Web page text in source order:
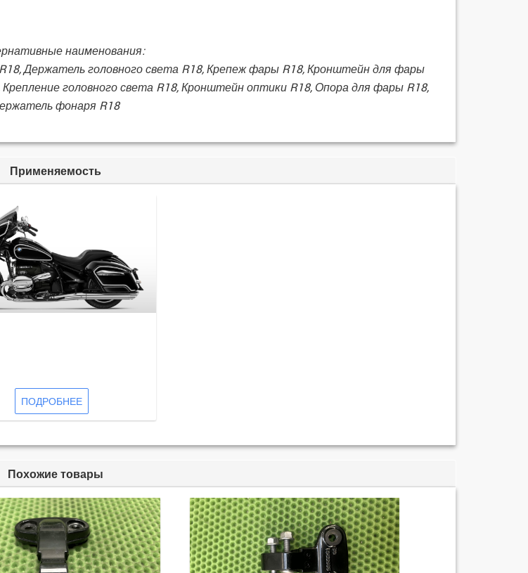
наименования:
Держатель головного света R18, Крепеж фары R18, Кронштейн для фары
головного света R18, Кронштейн оптики R18, Опора для фары R18,
фонаря R18
Применяемость
ПОДРОБНЕЕ
Похожие товары